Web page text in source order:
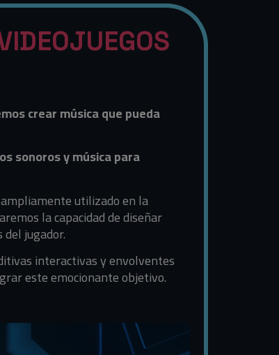
crear música que pueda
sonoros y música para
utilizado en la
la capacidad de diseñar
jugador.
interactivas y envolventes
este emocionante objetivo.